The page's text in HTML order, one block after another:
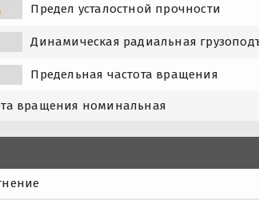
Предел усталостной прочности
Динамическая радиальная
Предельная частота вращения
вращения номинальная